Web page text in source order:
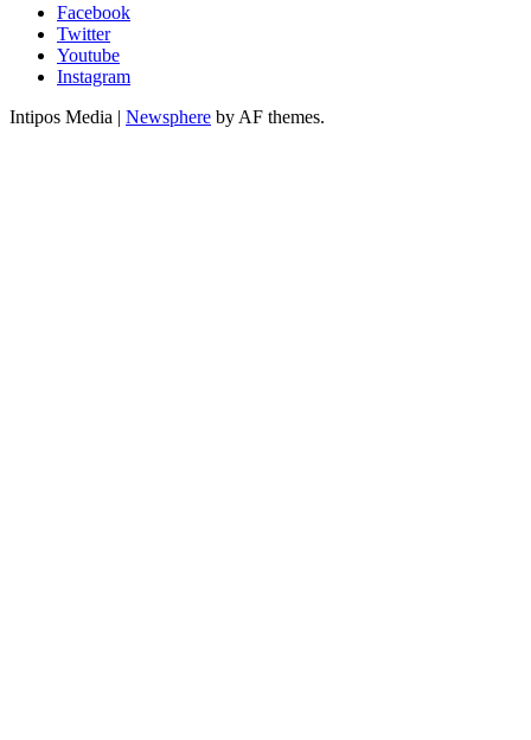
Facebook
Twitter
Youtube
Instagram
Intipos Media | Newsphere by AF themes.